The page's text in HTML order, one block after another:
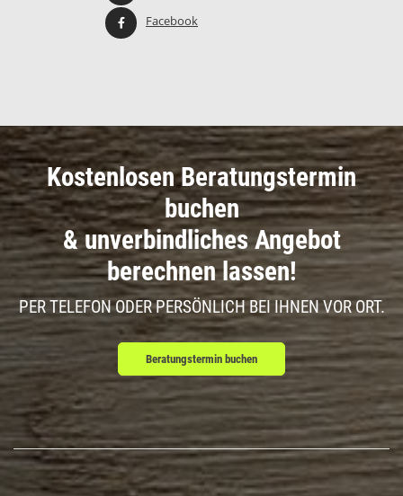
Facebook
Kostenlosen Beratungstermin
buchen
& unverbindliches Angebot
berechnen lassen!
PER TELEFON ODER PERSÖNLICH BEI IHNEN VOR ORT.
Beratungstermin buchen